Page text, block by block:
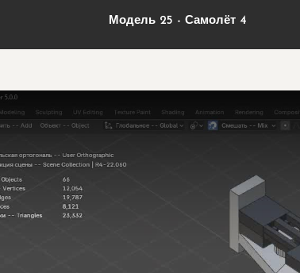
Модель 25 - Самолёт 4